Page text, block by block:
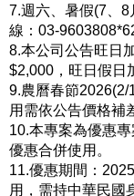
7.週六、暑假(7、
線：03-
8.本公司公告旺日
$2,000，旺日假日
9.農曆春節2026(2/
用需依公告價格補
10.本專案為優惠
優惠合併使用。
11.優惠期間：
用，需持中華民國